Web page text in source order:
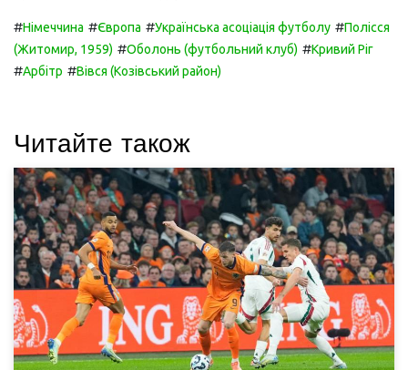
#Німеччина #Європа #Українська асоціація футболу #Полісся
(Житомир, 1959) #Оболонь (футбольний клуб) #Кривий Ріг
#Арбітр #Вівся (Козівський район)
Читайте також